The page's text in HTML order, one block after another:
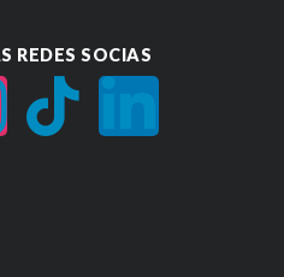
REDES SOCIAS